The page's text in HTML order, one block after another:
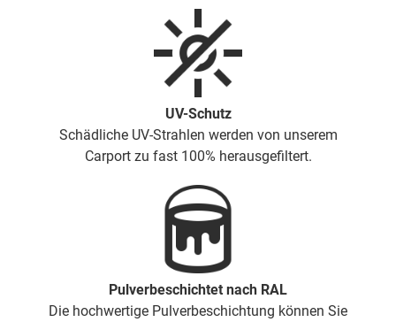
UV-Schutz
Schädliche UV-Strahlen werden von unserem
Carport zu fast 100% herausgefiltert.
Pulverbeschichtet nach RAL
Die hochwertige Pulverbeschichtung können Sie